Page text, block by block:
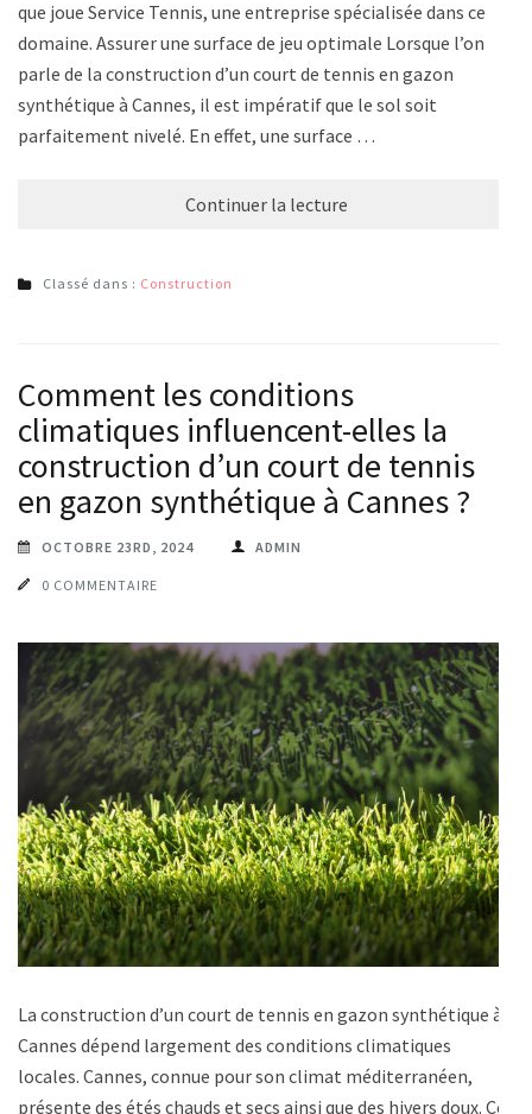
que joue Service Tennis, une entreprise spécialisée dans ce
domaine. Assurer une surface de jeu optimale Lorsque l’on
parle de la construction d’un court de tennis en gazon
synthétique à Cannes, il est impératif que le sol soit
parfaitement nivelé. En effet, une surface …
Continuer la lecture
Classé dans : Construction
Comment les conditions
climatiques influencent-elles la
construction d’un court de tennis
en gazon synthétique à Cannes ?
OCTOBRE 23RD, 2024 ADMIN
0 COMMENTAIRE
La construction d’un court de tennis en gazon synthétique à
Cannes dépend largement des conditions climatiques
locales. Cannes, connue pour son climat méditerranéen,
présente des étés chauds et secs ainsi que des hivers doux. Ce